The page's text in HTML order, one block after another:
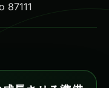
87111